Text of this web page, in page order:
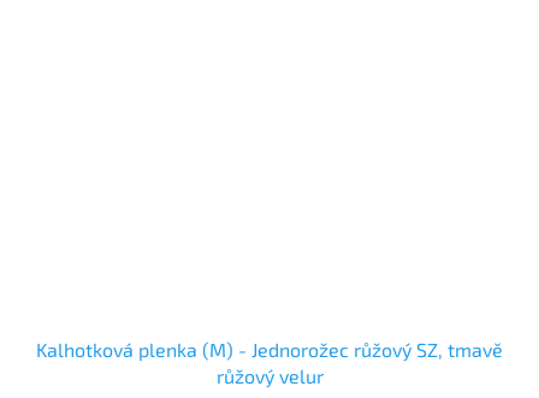
Kalhotková plenka (M) - Jednorožec růžový SZ, tmavě
růžový velur